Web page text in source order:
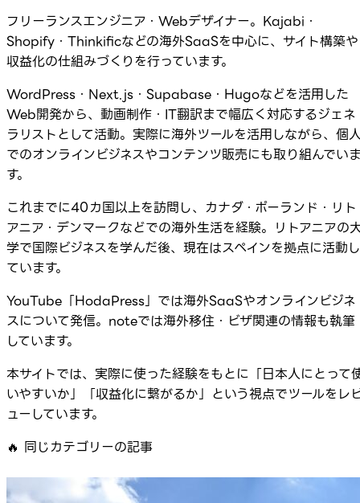
フリーランスエンジニア・Webデザイナー。Kajabi・
Shopify・Thinkificなどの海外SaaSを中心に、サイト構築や
収益化の仕組みづくりを行っています。
WordPress・Next.js・Supabase・Hugoなどを活用した
Web開発から、動画制作・IT翻訳まで幅広く対応するジェネ
ラリストとして活動。実際に海外ツールを活用しながら、個
でのオンラインビジネスやコンテンツ販売にも取り組んでい
す。
これまでに40カ国以上を訪問し、カナダ・ポーランド・リト
アニア・デンマークなどでの海外生活を経験。リトアニアの
学で国際ビジネスを学んだ後、現在はスペインを拠点に活動し
ています。
YouTube「HodaPress」では海外SaaSやオンラインビジネ
スについて発信。noteでは海外移住・ビザ関連の情報も執筆
しています。
本サイトでは、実際に使った経験をもとに「日本人にとって
いやすいか」「収益化に繋がるか」という視点でツールをレ
ューしています。
🔥 同じカテゴリーの記事